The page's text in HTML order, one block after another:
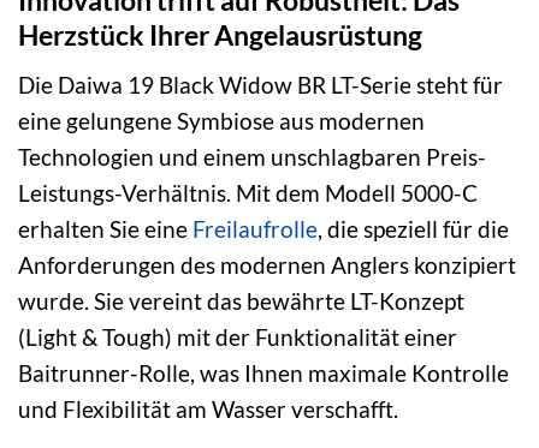
Herzstück Ihrer Angelausrüstung
Die Daiwa 19 Black Widow BR LT-Serie steht für
eine gelungene Symbiose aus modernen
Technologien und einem unschlagbaren Preis-
Leistungs-Verhältnis. Mit dem Modell 5000-C
erhalten Sie eine Freilaufrolle , die speziell für die
Anforderungen des modernen Anglers konzipiert
wurde. Sie vereint das bewährte LT-Konzept
(Light & Tough) mit der Funktionalität einer
Baitrunner-Rolle, was Ihnen maximale Kontrolle
und Flexibilität am Wasser verschafft.